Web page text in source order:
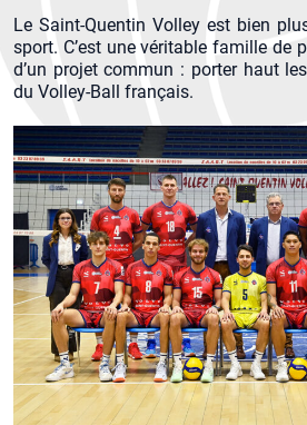
Le Saint-Quentin Volley est bien
sport. C’est une véritable famille de
d’un projet commun : porter haut
du Volley-Ball français.